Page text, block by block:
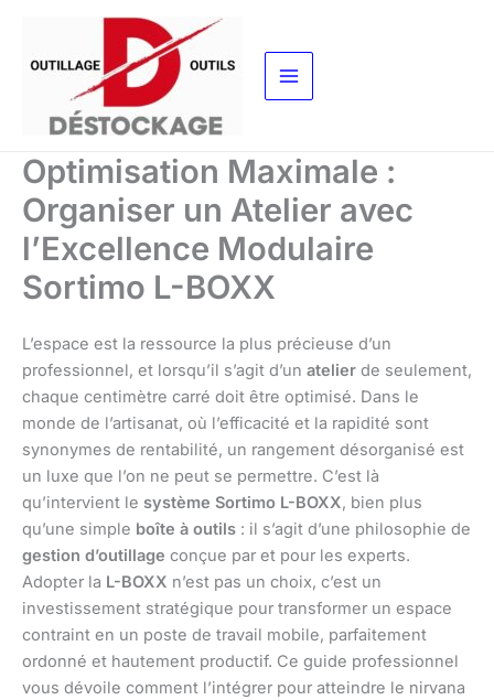
contenu
Optimisation Maximale :
Organiser un Atelier avec
l’Excellence Modulaire
Sortimo L-BOXX
L’espace est la ressource la plus précieuse d’un
professionnel, et lorsqu’il s’agit d’un atelier de seulement,
chaque centimètre carré doit être optimisé. Dans le
monde de l’artisanat, où l’efficacité et la rapidité sont
synonymes de rentabilité, un rangement désorganisé est
un luxe que l’on ne peut se permettre. C’est là
qu’intervient le système Sortimo L-BOXX, bien plus
qu’une simple boîte à outils : il s’agit d’une philosophie de
gestion d’outillage conçue par et pour les experts.
Adopter la L-BOXX n’est pas un choix, c’est un
investissement stratégique pour transformer un espace
contraint en un poste de travail mobile, parfaitement
ordonné et hautement productif. Ce guide professionnel
vous dévoile comment l’intégrer pour atteindre le nirvana